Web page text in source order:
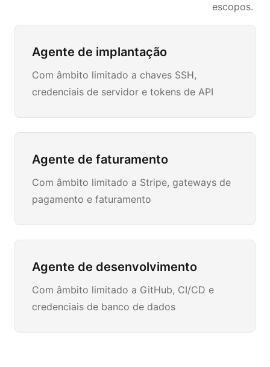
escopos.
Agente de implantação
Com âmbito limitado a chaves SSH,
credenciais de servidor e tokens de API
Agente de faturamento
Com âmbito limitado a Stripe, gateways de
pagamento e faturamento
Agente de desenvolvimento
Com âmbito limitado a GitHub, CI/CD e
credenciais de banco de dados